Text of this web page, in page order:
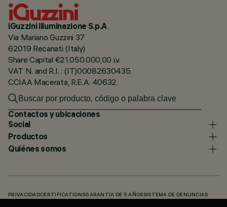
iGuzzini illuminazione S.p.A
Via Mariano Guzzini 37
62019 Recanati (Italy)
Share Capital €21.050.000,00 i.v.
VAT N. and R.I. : (IT)00082630435
CCIAA Macerata, R.E.A. 40632
Contactos y ubicaciones
Social
Productos
Quiénes somos
PRIVACIDADCERTIFICATIONSGARANTÍA DE 5 AÑOS SISTEMA DE DENUNCIAS